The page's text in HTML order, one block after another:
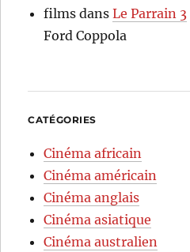
films dansLe Parrain 3
Ford Coppola
CATÉGORIES
Cinéma africain
Cinéma américain
Cinéma anglais
Cinéma asiatique
Cinéma australien